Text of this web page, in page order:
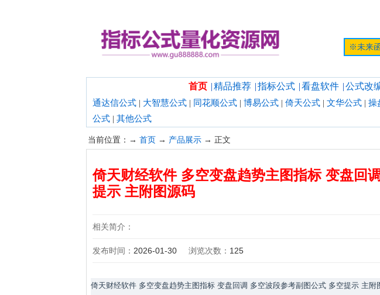
※未来
首页 |精品推荐 |指标公式 |看盘软件 |公式改
通达信公式 | 大智慧公式 | 同花顺公式 | 博易公式 | 倚天公式 | 文华公式 | 操
公式 | 其他公式
当前位置：→ 首页 → 产品展示 → 正文
倚天财经软件 多空变盘趋势主图指标 变盘回
提示 主附图源码
相关简介：
发布时间： 2026-01-30 浏览次数： 125
倚天财经软件 多空变盘趋势主图指标 变盘回调 多空波段参考副图公式 多空提示 主附